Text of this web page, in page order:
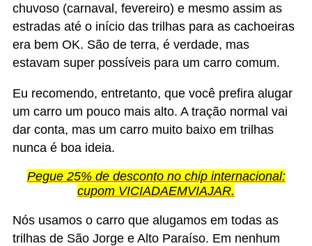
chuvoso (carnaval, fevereiro) e mesmo assim as
estradas até o início das trilhas para as cachoeiras
era bem OK. São de terra, é verdade, mas
estavam super possíveis para um carro comum.
Eu recomendo, entretanto, que você prefira alugar
um carro um pouco mais alto. A tração normal vai
dar conta, mas um carro muito baixo em trilhas
nunca é boa ideia.
Pegue 25% de desconto no chip internacional:
cupom VICIADAEMVIAJAR.
Nós usamos o carro que alugamos em todas as
trilhas de São Jorge e Alto Paraíso. Em nenhum